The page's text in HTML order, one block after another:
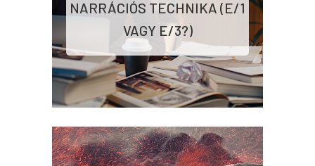
NARRÁCIÓS TECHNIKA (E/1
VAGY E/3?)